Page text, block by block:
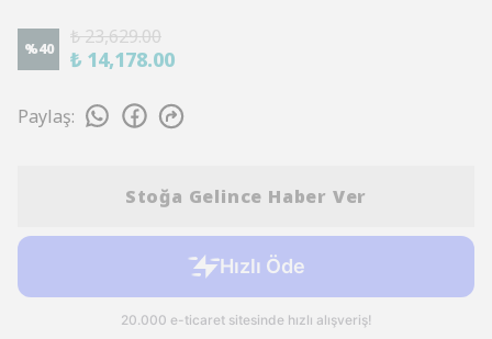
%40
₺ 23,629.00
₺ 14,178.00
Paylaş:
Stoğa Gelince Haber Ver